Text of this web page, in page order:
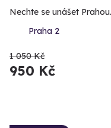
Nechte se unášet
Praha 2
1 050 Kč
950 Kč